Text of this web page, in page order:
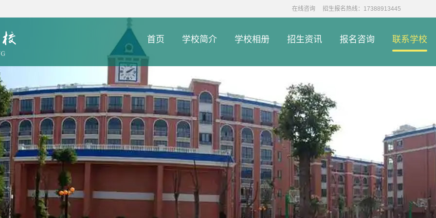
在线咨询 招生报名热线：17388913445
首页 学校简介 学校相册 招生资讯 报名咨询 联系学校